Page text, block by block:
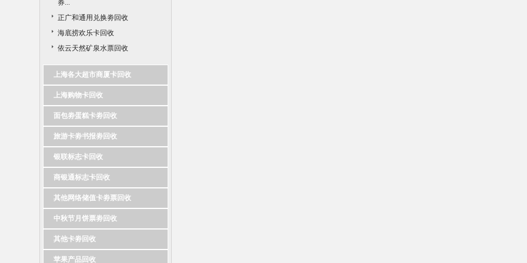
券...
正广和通用兑换劵回收
海底捞欢乐卡回收
依云天然矿泉水票回收
上海各大超市商厦卡回收
上海购物卡回收
面包劵蛋糕卡劵回收
旅游卡劵书报劵回收
银联标志卡回收
商银通标志卡回收
其他网络储值卡劵票回收
中秋节月饼票劵回收
其他卡劵回收
苹果产品回收